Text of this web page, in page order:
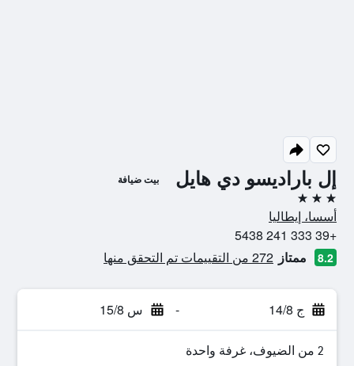
إل باراديسو دي هايل بيت ضيافة
3 نجوم
أسسا، إيطاليا
+39 333 241 5438
8.2 ممتاز 272 من التقييمات تم التحقق منها
ج 14/8 - س 15/8
2 من الضيوف، غرفة واحدة